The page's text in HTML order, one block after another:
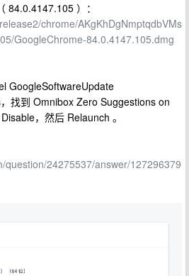
84.0.4147.105 ）：
chrome/AKgKhDgNmptqdbVMs
GoogleChrome-84.0.4147.105.dmg
GoogleSoftwareUpdate
找到 Omnibox Zero Suggestions on
，然后 Relaunch 。
question/24275537/answer/127296379